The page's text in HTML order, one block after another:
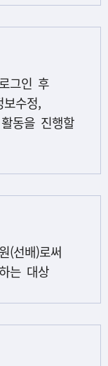
그인 후
수정,
동을 진행할
(선배)로써
는 대상